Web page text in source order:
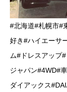
#北海道#札幌市#
好き#ハイエーサ
ム#ドレスアップ
ジャパン#4WD#
ダイアックス